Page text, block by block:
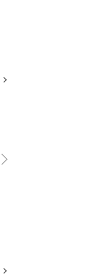
のつもりが、なぜか世界
最強の師弟になっていた
N
x